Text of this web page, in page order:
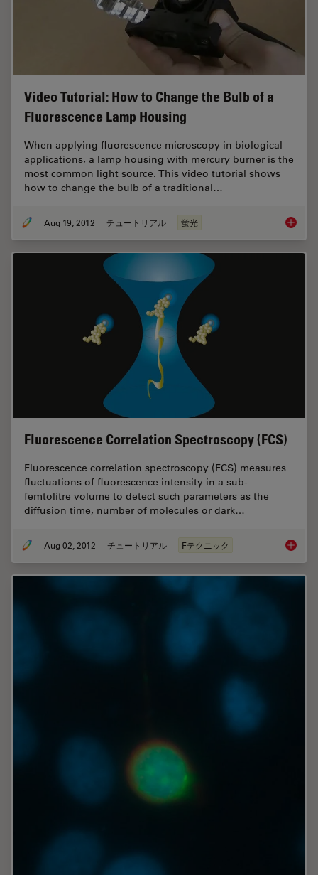
Video Tutorial: How to Change the Bulb of a
Fluorescence Lamp Housing
When applying fluorescence microscopy in biological
applications, a lamp housing with mercury burner is the
most common light source. This video tutorial shows
how to change the bulb of a traditional…
Aug 19, 2012 チュートリアル 蛍光 Video
Fluorescence Correlation Spectroscopy (FCS)
Fluorescence correlation spectroscopy (FCS) measures
fluctuations of fluorescence intensity in a sub-
femtolitre volume to detect such parameters as the
diffusion time, number of molecules or dark…
Aug 02, 2012 チュートリアル Fテクニック